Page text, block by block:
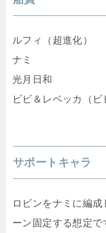
ルフィ（超進化）
ナミ
光月日和
ビビ＆レベッカ（ビ
サポートキャラ
ロビンをナミに編
ーン固定する想定で